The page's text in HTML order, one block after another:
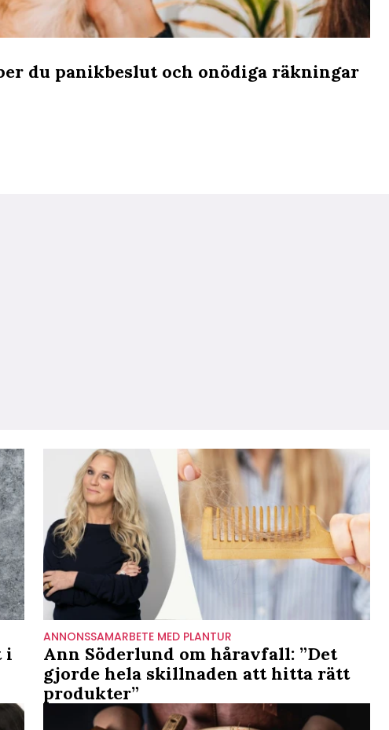
du panikbeslut och onödiga räkningar
i
ANNONSSAMARBETE MED PLANTUR
Ann Söderlund om håravfall: ”Det
gjorde hela skillnaden att hitta rätt
produkter”